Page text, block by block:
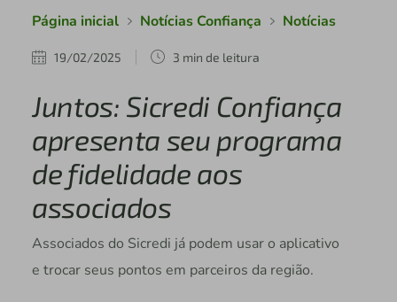
Página inicial Notícias Confiança Notícias
19/02/2025 3 min de leitura
Juntos: Sicredi Confiança
apresenta seu programa
de fidelidade aos
associados
Associados do Sicredi já podem usar o aplicativo
e trocar seus pontos em parceiros da região.